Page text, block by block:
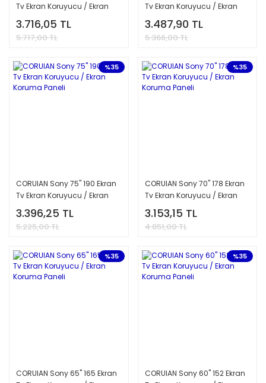
Tv Ekran Koruyucu / Ekran
Koruma Paneli
3.716,05 TL
5.717,00 TL
Tv Ekran Koruyucu / Ekran
Koruma Paneli
3.487,90 TL
5.366,00 TL
%35
CORUIAN Sony 75'' 190 Ekran
Tv Ekran Koruyucu / Ekran
Koruma Paneli
3.396,25 TL
5.225,00 TL
%35
CORUIAN Sony 70'' 178 Ekran
Tv Ekran Koruyucu / Ekran
Koruma Paneli
3.153,15 TL
4.851,00 TL
%35
CORUIAN Sony 65'' 165 Ekran
%35
CORUIAN Sony 60'' 152 Ekran